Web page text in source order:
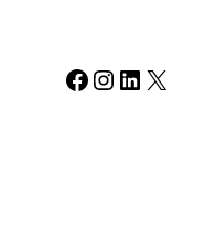
Facebook Instagram LinkedIn X